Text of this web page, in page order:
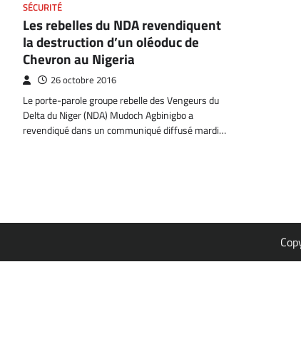
SÉCURITÉ
Les rebelles du NDA revendiquent
la destruction d’un oléoduc de
Chevron au Nigeria
26 octobre 2016
Le porte-parole groupe rebelle des Vengeurs du
Delta du Niger (NDA) Mudoch Agbinigbo a
revendiqué dans un communiqué diffusé mardi…